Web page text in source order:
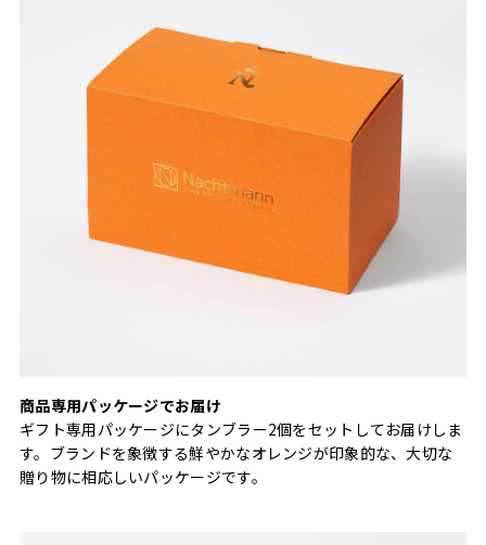
商品専用パッケージでお届け
ギフト専用パッケージにタンブラー2個をセットしてお届けしま
す。ブランドを象徴する鮮やかなオレンジが印象的な、大切な
贈り物に相応しいパッケージです。